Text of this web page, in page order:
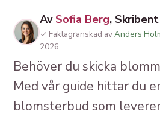
Av Sofia Berg, Skribent
✓ Faktagranskad avAnders
2026
Behöver du skicka
Med vår guide hittar du
blomsterbud som